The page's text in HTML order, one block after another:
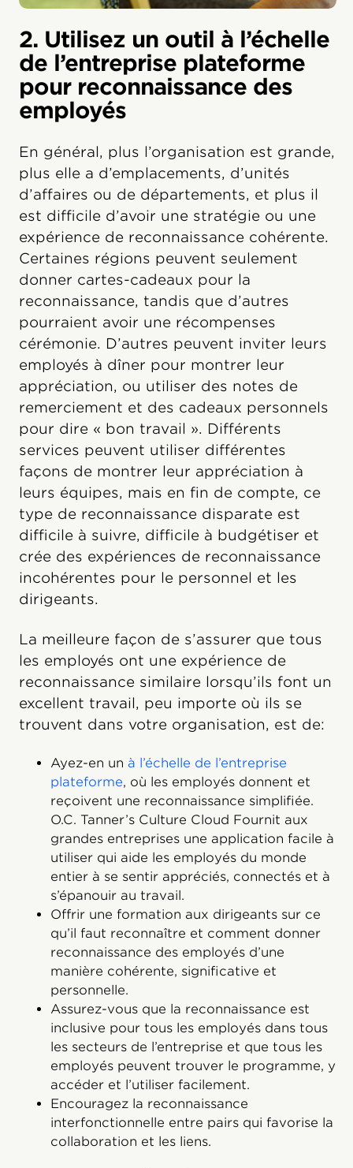
2. Utilisez un outil à l’échelle
de l’entreprise plateforme
pour reconnaissance des
employés
En général, plus l’organisation est grande,
plus elle a d’emplacements, d’unités
d’affaires ou de départements, et plus il
est difficile d’avoir une stratégie ou une
expérience de reconnaissance cohérente.
Certaines régions peuvent seulement
donner cartes-cadeaux pour la
reconnaissance, tandis que d’autres
pourraient avoir une récompenses
cérémonie. D’autres peuvent inviter leurs
employés à dîner pour montrer leur
appréciation, ou utiliser des notes de
remerciement et des cadeaux personnels
pour dire « bon travail ». Différents
services peuvent utiliser différentes
façons de montrer leur appréciation à
leurs équipes, mais en fin de compte, ce
type de reconnaissance disparate est
difficile à suivre, difficile à budgétiser et
crée des expériences de reconnaissance
incohérentes pour le personnel et les
dirigeants.
La meilleure façon de s’assurer que tous
les employés ont une expérience de
reconnaissance similaire lorsqu’ils font un
excellent travail, peu importe où ils se
trouvent dans votre organisation, est de:
Ayez-en un à l’échelle de l’entreprise
plateforme, où les employés donnent et
reçoivent une reconnaissance simplifiée.
O.C. Tanner’s Culture Cloud Fournit aux
grandes entreprises une application facile à
utiliser qui aide les employés du monde
entier à se sentir appréciés, connectés et à
s’épanouir au travail.
Offrir une formation aux dirigeants sur ce
qu’il faut reconnaître et comment donner
reconnaissance des employés d’une
manière cohérente, significative et
personnelle.
Assurez-vous que la reconnaissance est
inclusive pour tous les employés dans tous
les secteurs de l’entreprise et que tous les
employés peuvent trouver le programme, y
accéder et l’utiliser facilement.
Encouragez la reconnaissance
interfonctionnelle entre pairs qui favorise la
collaboration et les liens.